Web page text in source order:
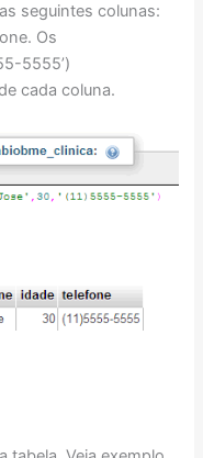
seguintes colunas:
Os
5555’)
cada coluna.